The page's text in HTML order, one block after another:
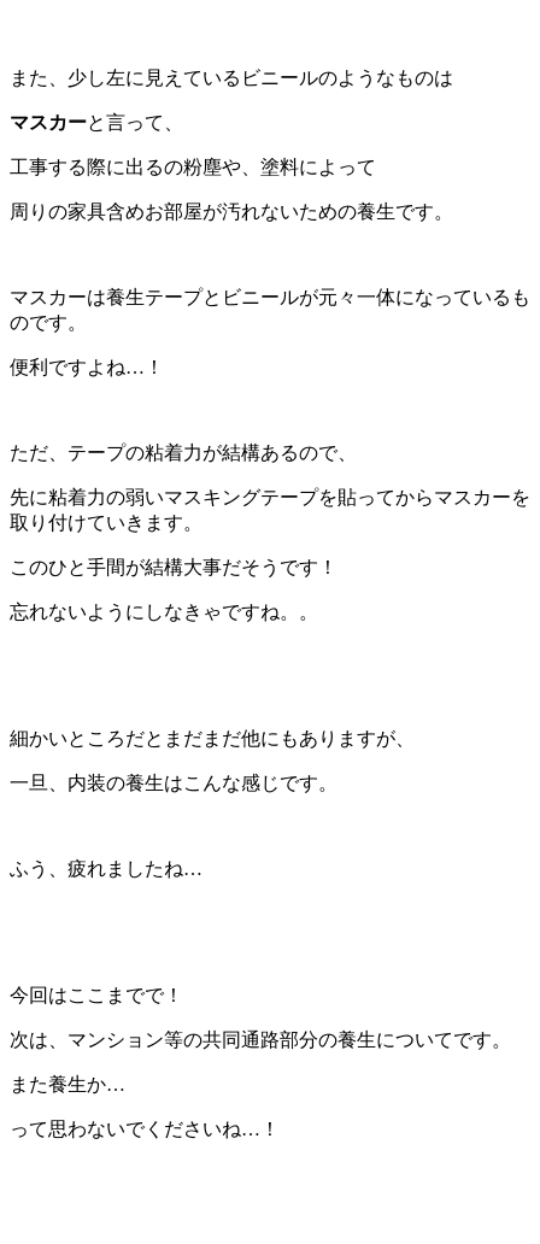
また、少し左に見えているビニールのようなものは
マスカーと言って、
工事する際に出るの粉塵や、塗料によって
周りの家具含めお部屋が汚れないための養生です。
マスカーは養生テープとビニールが元々一体になっているも
のです。
便利ですよね…！
ただ、テープの粘着力が結構あるので、
先に粘着力の弱いマスキングテープを貼ってからマスカーを
取り付けていきます。
このひと手間が結構大事だそうです！
忘れないようにしなきゃですね。。
細かいところだとまだまだ他にもありますが、
一旦、内装の養生はこんな感じです。
ふう、疲れましたね…
今回はここまでで！
次は、マンション等の共同通路部分の養生についてです。
また養生か…
って思わないでくださいね…！